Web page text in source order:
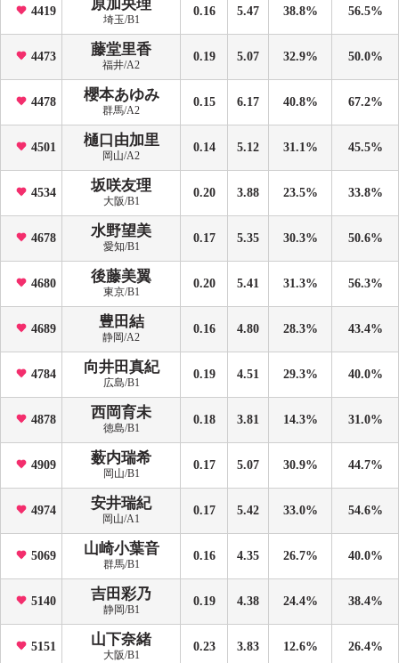
4419 原加央理
埼玉/B1
0.16 5.47 38.8% 56.5%
4473 藤堂里香
福井/A2
0.19 5.07 32.9% 50.0%
4478 櫻本あゆみ
群馬/A2
0.15 6.17 40.8% 67.2%
4501 樋口由加里
岡山/A2
0.14 5.12 31.1% 45.5%
4534 坂咲友理
大阪/B1
0.20 3.88 23.5% 33.8%
4678 水野望美
愛知/B1
0.17 5.35 30.3% 50.6%
4680 後藤美翼
東京/B1
0.20 5.41 31.3% 56.3%
4689 豊田結
静岡/A2
0.16 4.80 28.3% 43.4%
4784 向井田真紀
広島/B1
0.19 4.51 29.3% 40.0%
4878 西岡育未
徳島/B1
0.18 3.81 14.3% 31.0%
4909 薮内瑞希
岡山/B1
0.17 5.07 30.9% 44.7%
4974 安井瑞紀
岡山/A1
0.17 5.42 33.0% 54.6%
5069 山崎小葉音
群馬/B1
0.16 4.35 26.7% 40.0%
5140 吉田彩乃
静岡/B1
0.19 4.38 24.4% 38.4%
5151 山下奈緒
大阪/B1
0.23 3.83 12.6% 26.4%